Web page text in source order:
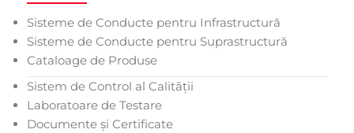
Sisteme de Conducte pentru Infrastructură
Sisteme de Conducte pentru Suprastructură
Cataloage de Produse
Sistem de Control al Calității
Laboratoare de Testare
Documente și Certificate